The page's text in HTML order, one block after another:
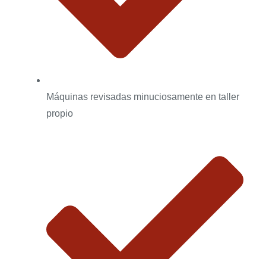
Máquinas revisadas minuciosamente en taller
propio